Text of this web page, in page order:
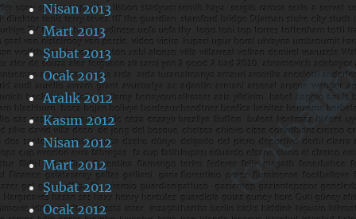
Nisan 2013
Mart 2013
Şubat 2013
Ocak 2013
Aralık 2012
Kasım 2012
Nisan 2012
Mart 2012
Şubat 2012
Ocak 2012